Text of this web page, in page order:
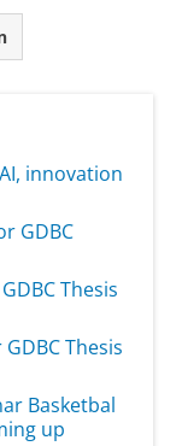
innovation
GDBC
Thesis
Thesis
Basketbal
up